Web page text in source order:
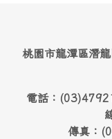
桃園市龍潭區潛
電話：
傳真：